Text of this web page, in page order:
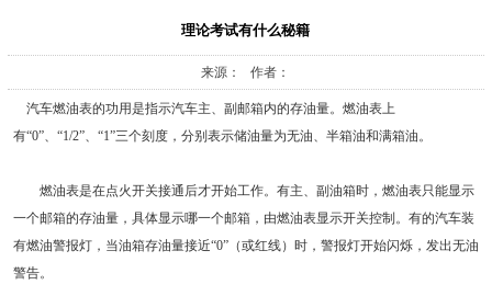
理论考试有什么秘籍
来源： 作者：
汽车燃油表的功用是指示汽车主、副邮箱内的存油量。燃油表上
有“0”、“1/2”、“1”三个刻度，分别表示储油量为无油、半箱油和满箱油。
燃油表是在点火开关接通后才开始工作。有主、副油箱时，燃油表只能显示
一个邮箱的存油量，具体显示哪一个邮箱，由燃油表显示开关控制。有的汽车装
有燃油警报灯，当油箱存油量接近“0”（或红线）时，警报灯开始闪烁，发出无油
警告。